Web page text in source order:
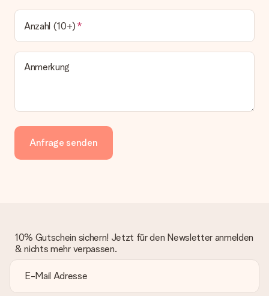
Anzahl (10+)
Anmerkung
Anfrage senden
10% Gutschein sichern! Jetzt für den Newsletter anmelden
& nichts mehr verpassen.